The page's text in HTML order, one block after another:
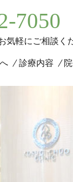
7050
気軽にご相談く
診療内容